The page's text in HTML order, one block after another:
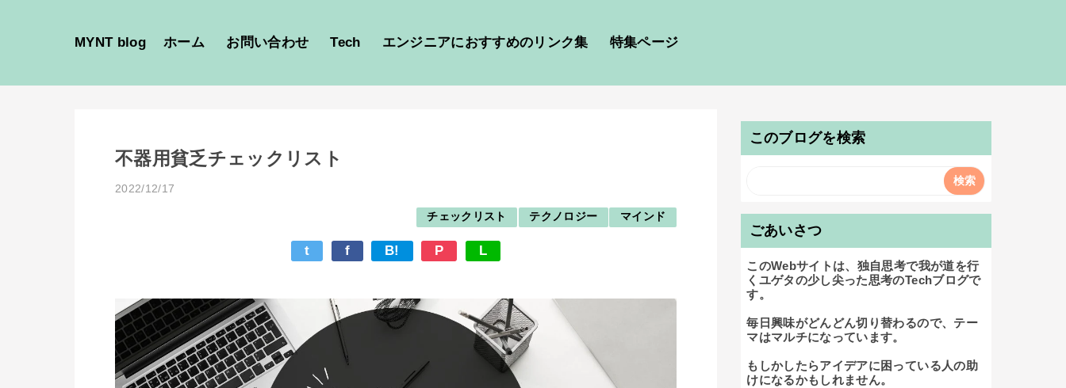
MYNT blog ホーム お問い合わせ Tech エンジニアにおすすめのリンク集 特集ページ
不器用貧乏チェックリスト
2022/12/17
チェックリスト テクノロジー マインド
t f B! P L
このブログを検索
ごあいさつ
このWebサイトは、独自思考で我が道を行
くユゲタの少し尖った思考のTechブログで
す。
毎日興味がどんどん切り替わるので、テー
マはマルチになっています。
もしかしたらアイデアに困っている人の助
けになるかもしれません。